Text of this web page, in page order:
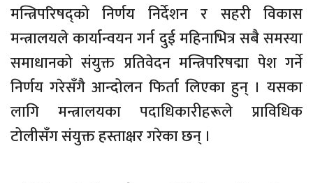
मन्त्रिपरिषद्को निर्णय निर्देशन र सहरी विकास
मन्त्रालयले कार्यान्वयन गर्न दुई महिनाभित्र सबै समस्या
समाधानको संयुक्त प्रतिवेदन मन्त्रिपरिषद्मा पेश गर्ने
निर्णय गरेसँगै आन्दोलन फिर्ता लिएका हुन् । यसका
लागि मन्त्रालयका पदाधिकारीहरूले प्राविधिक
टोलीसँग संयुक्त हस्ताक्षर गरेका छन् ।